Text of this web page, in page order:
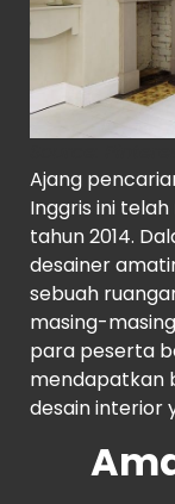
Ajang
Inggris ini
tahun 2014.
desainer
sebuah
masing-
para peserta
mendapatkan
desain interior